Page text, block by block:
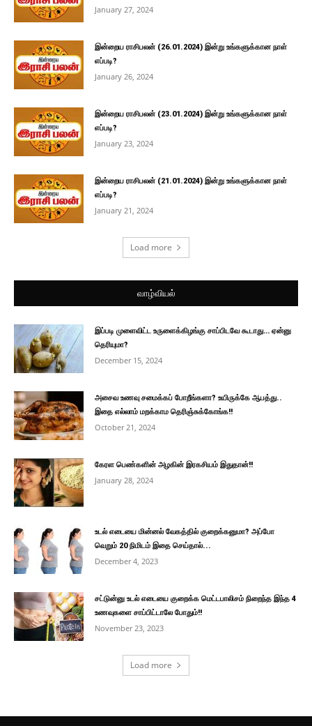
January 27, 2024
இன்றைய ராசிபலன் (26.01.2024) இன்று உங்களுக்கான நாள்
எப்படி?
January 26, 2024
இன்றைய ராசிபலன் (23.01.2024) இன்று உங்களுக்கான நாள்
எப்படி?
January 23, 2024
இன்றைய ராசிபலன் (21.01.2024) இன்று உங்களுக்கான நாள்
எப்படி?
January 21, 2024
Load more
வாழ்வியல்
இப்படி முளைவிட்ட உருளைக்கிழங்கு சாப்பிடவே கூடாது… ஏன்னு
தெரியுமா?
December 15, 2024
அசைவ உணவு சமைக்கப் போறீங்களா? உயிருக்கே ஆபத்து..
இதை எல்லாம் மறக்காம தெரிஞ்சுக்கோங்க!!
October 21, 2024
கேரள பெண்களின் அழகின் இரகசியம் இதுதான்!!
January 28, 2024
உடல் எடையை மின்னல் வேகத்தில் குறைக்கனுமா? அப்போ
வெறும் 20 நிமிடம் இதை செய்தால்...
December 4, 2023
சட்டுன்னு உடல் எடையை குறைக்க மெட்டபாலிசம் நிறைந்த இந்த 4
உணவுகளை சாப்பிட்டாலே போதும்!!
November 23, 2023
Load more